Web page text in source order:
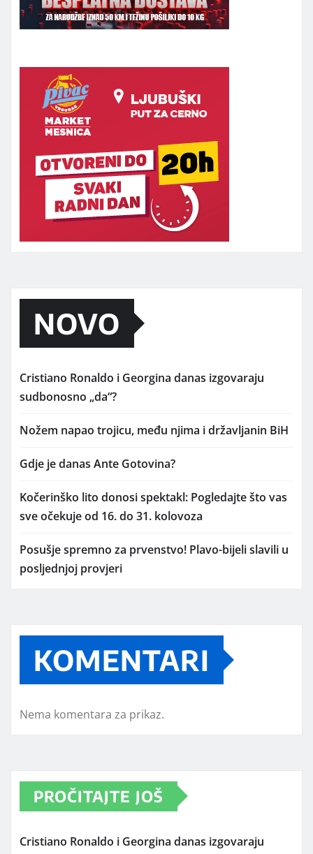
NOVO
Cristiano Ronaldo i Georgina danas izgovaraju
sudbonosno „da“?
Nožem napao trojicu, među njima i državljanin BiH
Gdje je danas Ante Gotovina?
Kočerinško lito donosi spektakl: Pogledajte što vas
sve očekuje od 16. do 31. kolovoza
Posušje spremno za prvenstvo! Plavo-bijeli slavili u
posljednjoj provjeri
KOMENTARI
Nema komentara za prikaz.
PROČITAJTE JOŠ
Cristiano Ronaldo i Georgina danas izgovaraju